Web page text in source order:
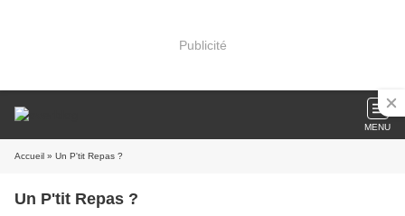
Publicité
MENU
Accueil » Un P'tit Repas ?
Un P'tit Repas ?